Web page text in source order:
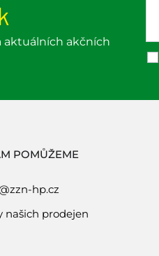
aktuálních akčních
POMŮŽEME
hp.cz
našich prodejen